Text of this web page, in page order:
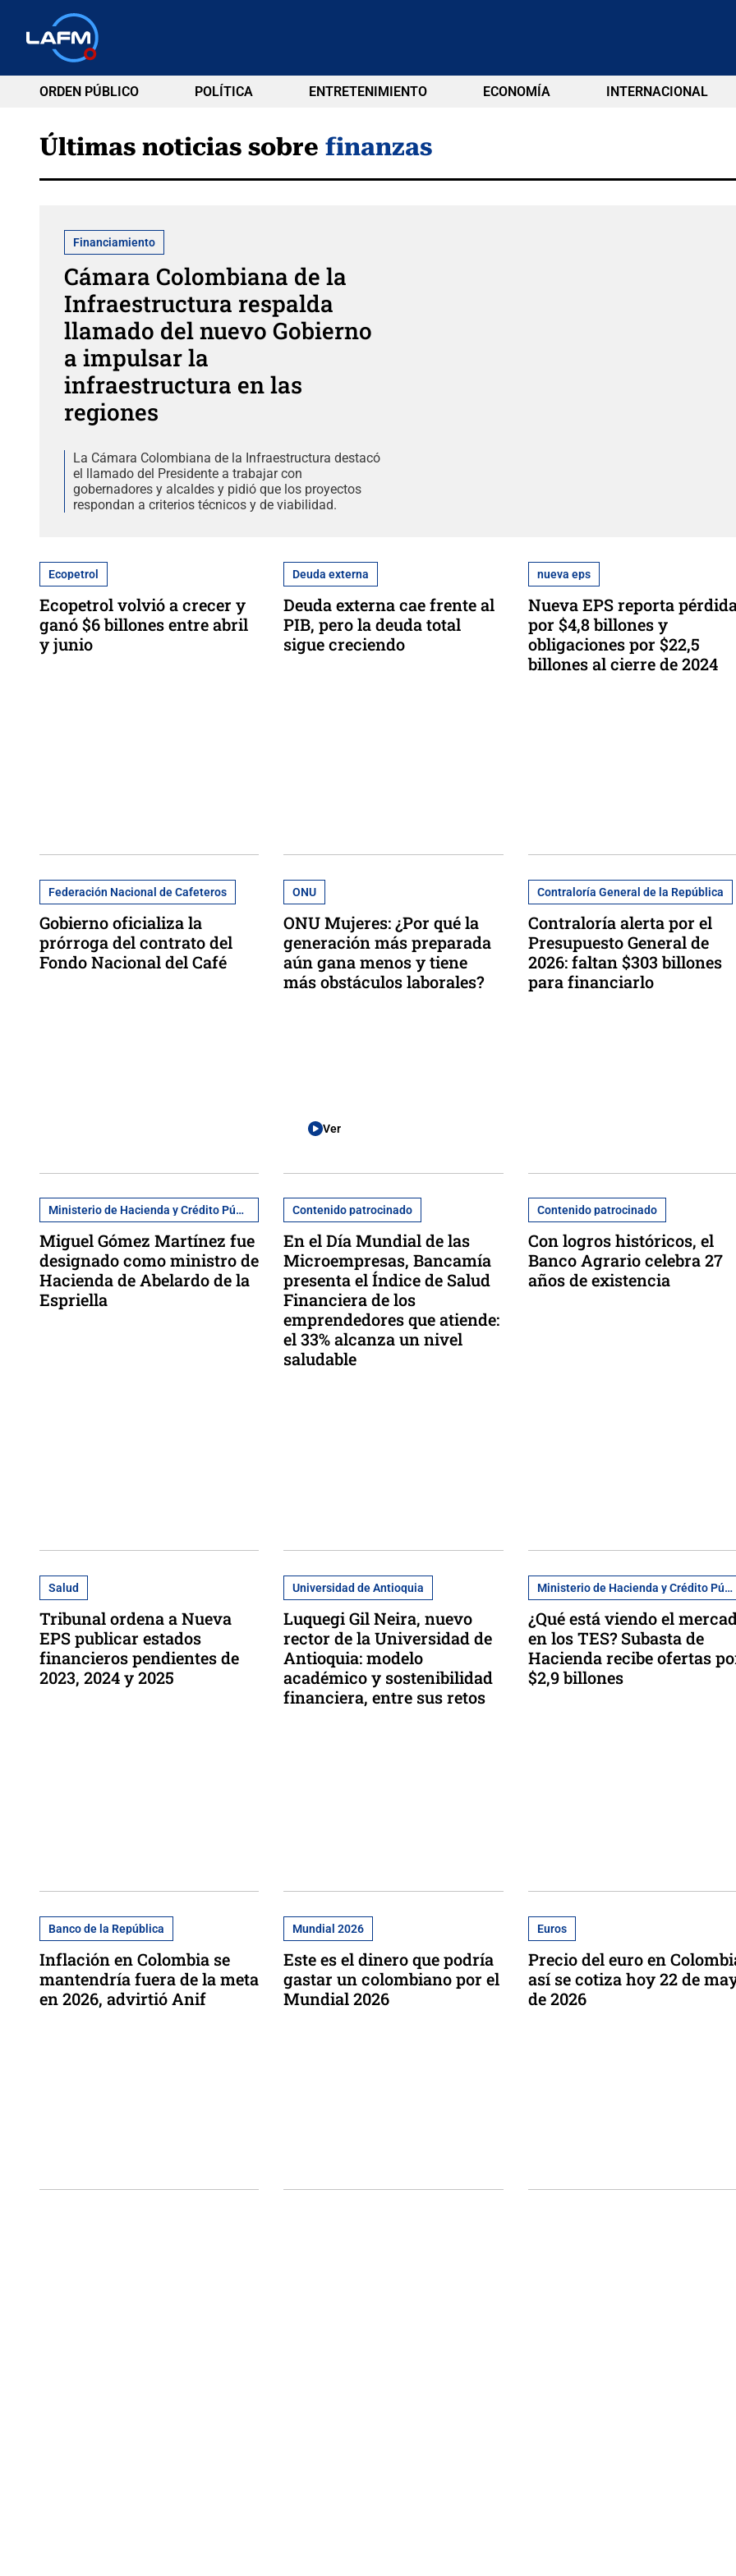
ORDEN PÚBLICO POLÍTICA ENTRETENIMIENTO ECONOMÍA INTERNACIONAL
Últimas noticias sobre finanzas
Financiamiento
Cámara Colombiana de la
Infraestructura respalda
llamado del nuevo Gobierno
a impulsar la
infraestructura en las
regiones
La Cámara Colombiana de la Infraestructura destacó
el llamado del Presidente a trabajar con
gobernadores y alcaldes y pidió que los proyectos
respondan a criterios técnicos y de viabilidad.
Ecopetrol
Ecopetrol volvió a crecer y
ganó $6 billones entre abril
y junio
Deuda externa
Deuda externa cae frente al
PIB, pero la deuda total
sigue creciendo
nueva eps
Nueva EPS reporta
por $4,8 billones y
obligaciones por $22,5
billones al cierre de 2024
Federación Nacional de Cafeteros
Gobierno oficializa la
prórroga del contrato del
Fondo Nacional del Café
ONU
ONU Mujeres: ¿Por qué la
generación más preparada
aún gana menos y tiene
más obstáculos laborales?
Ver
Contraloría General de la República
Contraloría alerta por el
Presupuesto General de
2026: faltan $303 billones
para financiarlo
Ministerio de Hacienda y Crédito Público
Miguel Gómez Martínez fue
designado como ministro de
Hacienda de Abelardo de la
Espriella
Contenido patrocinado
En el Día Mundial de las
Microempresas, Bancamía
presenta el Índice de Salud
Financiera de los
emprendedores que atiende:
el 33% alcanza un nivel
saludable
Contenido patrocinado
Con logros históricos, el
Banco Agrario celebra 27
años de existencia
Salud
Tribunal ordena a Nueva
EPS publicar estados
financieros pendientes de
2023, 2024 y 2025
Universidad de Antioquia
Luquegi Gil Neira, nuevo
rector de la Universidad de
Antioquia: modelo
académico y sostenibilidad
financiera, entre sus retos
Ministerio de Hacienda y Crédito Público
¿Qué está viendo el
en los TES? Subasta de
Hacienda recibe ofertas
$2,9 billones
Banco de la República
Inflación en Colombia se
mantendría fuera de la meta
en 2026, advirtió Anif
Mundial 2026
Este es el dinero que podría
gastar un colombiano por el
Mundial 2026
Euros
Precio del euro en
así se cotiza hoy 22 de
de 2026